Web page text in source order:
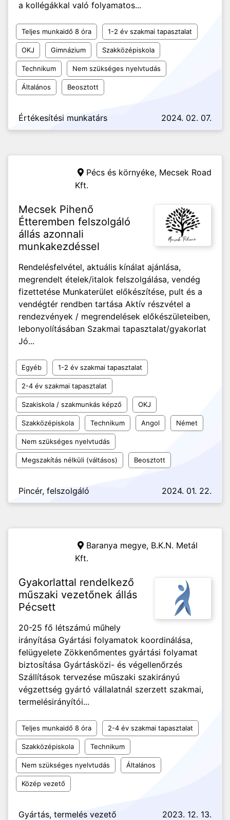
a kollégákkal való folyamatos...
Teljes munkaidő 8 óra 1-2 év szakmai tapasztalat
OKJ Gimnázium Szakközépiskola
Technikum Nem szükséges nyelvtudás
Általános Beosztott
Értékesítési munkatárs 2024. 02. 07.
Pécs és környéke, Mecsek Road
Kft.
Mecsek Pihenő
Étteremben felszolgáló
állás azonnali
munkakezdéssel
Rendelésfelvétel, aktuális kínálat ajánlása,
megrendelt ételek/italok felszolgálása, vendég
fizettetése Munkaterület előkészítése, pult és a
vendégtér rendben tartása Aktív részvétel a
rendezvények / megrendelések előkészületeiben,
lebonyolításában Szakmai tapasztalat/gyakorlat
Jó...
Egyéb 1-2 év szakmai tapasztalat
2-4 év szakmai tapasztalat
Szakiskola / szakmunkás képző OKJ
Szakközépiskola Technikum Angol Német
Nem szükséges nyelvtudás
Megszakítás nélküli (váltásos) Beosztott
Pincér, felszolgáló 2024. 01. 22.
Baranya megye, B.K.N. Metál
Kft.
Gyakorlattal rendelkező
műszaki vezetőnek állás
Pécsett
20-25 fő létszámú műhely
irányítása Gyártási folyamatok koordinálása,
felügyelete Zökkenőmentes gyártási folyamat
biztosítása Gyártásközi- és végellenőrzés
Szállítások tervezése műszaki szakirányú
végzettség gyártó vállalatnál szerzett szakmai,
termelésirányítói...
Teljes munkaidő 8 óra 2-4 év szakmai tapasztalat
Szakközépiskola Technikum
Nem szükséges nyelvtudás Általános
Közép vezető
Gyártás, termelés vezető 2023. 12. 13.